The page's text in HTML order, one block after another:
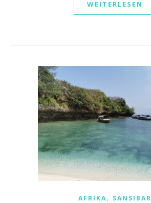
WEITERLESEN
AFRIKA, SANSIBAR